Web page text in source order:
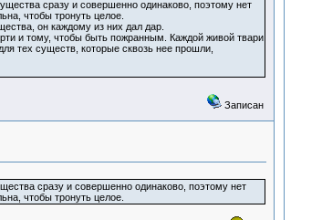
сразу и совершенно одинаково, поэтому нет
чтобы тронуть целое.
он каждому из них дал дар.
и тому, чтобы быть пожранным. Каждой живой твари
тех существ, которые сквозь нее прошли,
Записан
сразу и совершенно одинаково, поэтому нет
чтобы тронуть целое.